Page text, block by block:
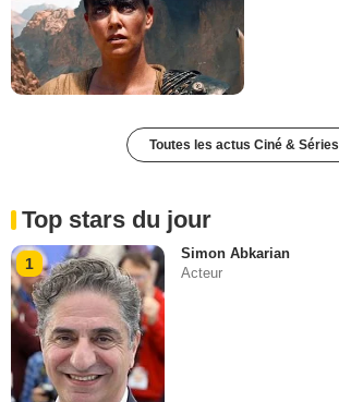
Toutes les actus Ciné & Séries
Top stars du jour
1
Simon Abkarian
Acteur